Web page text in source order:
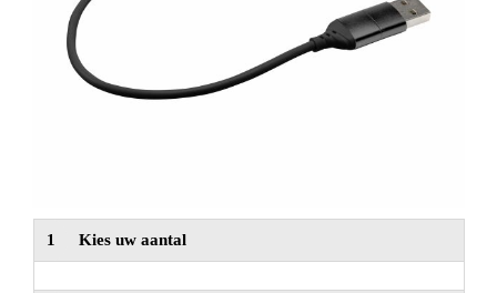
1 Kies uw aantal